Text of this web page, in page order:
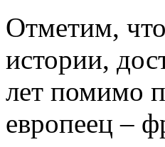
Отметим,
истории,
лет помимо
европеец –